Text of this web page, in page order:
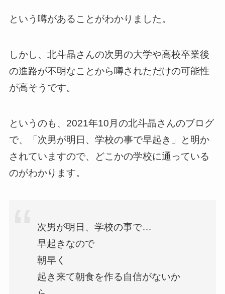
という噂があることがわかりました。
しかし、北斗晶さんの次男の大学や高校卒業後
の進路が不明なことから噂されただけの可能性
が高そうです。
というのも、2021年10月の北斗晶さんのブログ
で、「次男が明日、学校の事で早起き」と明か
されていますので、どこかの学校に通っている
のがわかります。
次男が明日、学校の事で…
早起きなので
朝早く
起き来て朝食を作る自信がないか